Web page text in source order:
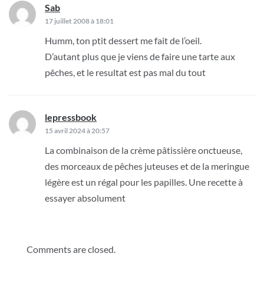
l’article
Sab
17 juillet 2008 à 18:01
Humm, ton ptit dessert me fait de l’oeil.
D’autant plus que je viens de faire une tarte aux
pêches, et le resultat est pas mal du tout
lepressbook
15 avril 2024 à 20:57
La combinaison de la crème pâtissière onctueuse,
des morceaux de pêches juteuses et de la meringue
légère est un régal pour les papilles. Une recette à
essayer absolument
Comments are closed.